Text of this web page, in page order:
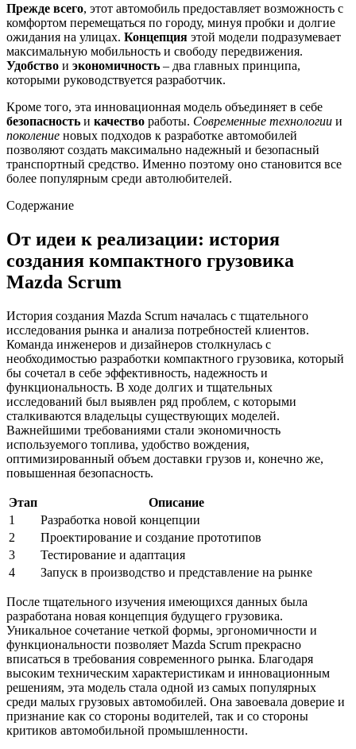
Прежде всего, этот автомобиль предоставляет возможность с
комфортом перемещаться по городу, минуя пробки и долгие
ожидания на улицах. Концепция этой модели подразумевает
максимальную мобильность и свободу передвижения.
Удобство и экономичность – два главных принципа,
которыми руководствуется разработчик.
Кроме того, эта инновационная модель объединяет в себе
безопасность и качество работы. Современные технологии и
поколение новых подходов к разработке автомобилей
позволяют создать максимально надежный и безопасный
транспортный средство. Именно поэтому оно становится все
более популярным среди автолюбителей.
Содержание
От идеи к реализации: история
создания компактного грузовика
Mazda Scrum
История создания Mazda Scrum началась с тщательного
исследования рынка и анализа потребностей клиентов.
Команда инженеров и дизайнеров столкнулась с
необходимостью разработки компактного грузовика, который
бы сочетал в себе эффективность, надежность и
функциональность. В ходе долгих и тщательных
исследований был выявлен ряд проблем, с которыми
сталкиваются владельцы существующих моделей.
Важнейшими требованиями стали экономичность
используемого топлива, удобство вождения,
оптимизированный объем доставки грузов и, конечно же,
повышенная безопасность.
Этап
Описание
1
Разработка новой концепции
2
Проектирование и создание прототипов
3
Тестирование и адаптация
4
Запуск в производство и представление на рынке
После тщательного изучения имеющихся данных была
разработана новая концепция будущего грузовика.
Уникальное сочетание четкой формы, эргономичности и
функциональности позволяет Mazda Scrum прекрасно
вписаться в требования современного рынка. Благодаря
высоким техническим характеристикам и инновационным
решениям, эта модель стала одной из самых популярных
среди малых грузовых автомобилей. Она завоевала доверие и
признание как со стороны водителей, так и со стороны
критиков автомобильной промышленности.